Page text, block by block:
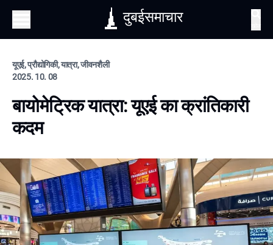
दुबईसमाचार
यूएई, प्रौद्योगिकी, यात्रा, जीवनशैली
2025. 10. 08
बायोमेट्रिक यात्रा: यूएई का क्रांतिकारी
कदम